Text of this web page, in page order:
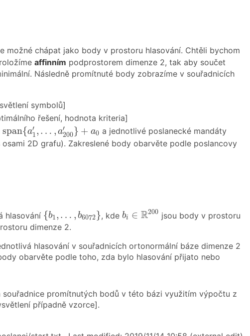
možné chápat jako body v prostoru hlasování. Chtěli bychom
affinním podprostorem dimenze 2, tak aby součet
Následně promítnuté body zobrazíme v souřadnicích
symbolů]
řešení, hodnota kriteria]
span{a′
1, … , a′
200} + a0
span{a1 200 + a0
a jednotlivé poslanecké mandáty
2D grafu). Zakreslené body obarvěte podle poslancovy
hlasování {b1, … , b6072}
{b 6072 , kde bi ∈ R200
b R200 jsou body v prostoru
dimenze 2.
hlasování v souřadnicích ortonormální báze dimenze 2
obarvěte podle toho, zda bylo hlasování přijato nebo
promítnutých bodů v této bázi využitím výpočtu z
případně vzorce].